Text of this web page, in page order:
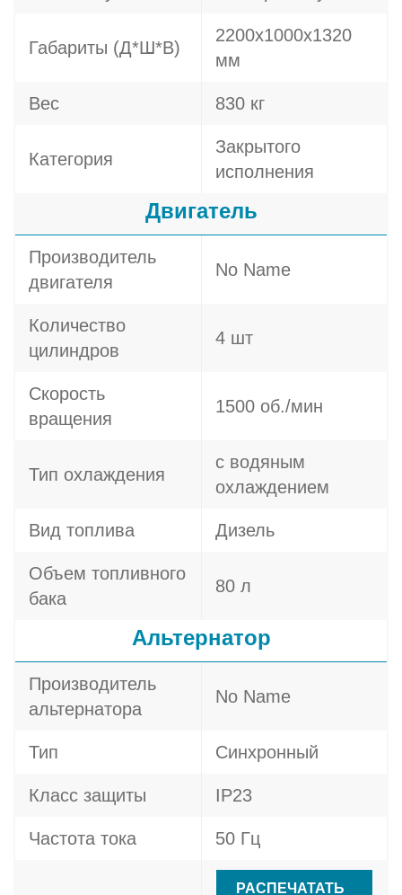
Габариты (Д*Ш*В)
2200х1000х1320
мм
Вес 830 кг
Категория
Закрытого
исполнения
Двигатель
Производитель
двигателя
No Name
Количество
цилиндров
4 шт
Скорость
вращения
1500 об./мин
Тип охлаждения
с водяным
охлаждением
Вид топлива Дизель
Объем топливного
бака
80 л
Альтернатор
Производитель
альтернатора
No Name
Тип Синхронный
Класс защиты IP23
Частота тока 50 Гц
РАСПЕЧАТАТЬ